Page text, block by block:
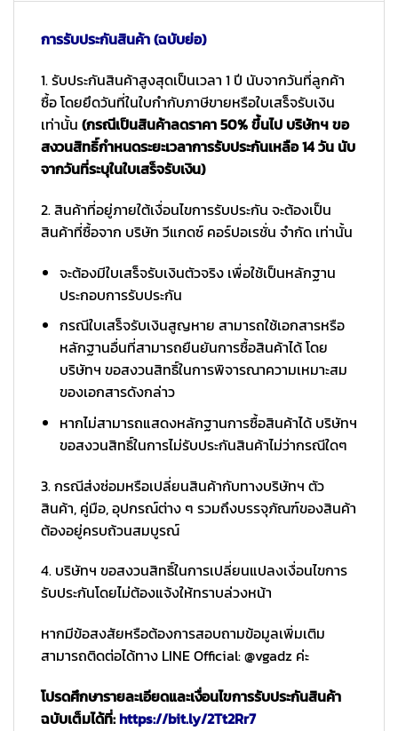
การรับประกันสินค้า (ฉบับย่อ)
1. รับประกันสินค้าสูงสุดเป็นเวลา 1 ปี นับจากวันที่ลูกค้า
ซื้อ โดยยึดวันที่ในใบกำกับภาษีขายหรือใบเสร็จรับเงิน
เท่านั้น (กรณีเป็นสินค้าลดราคา 50% ขึ้นไป บริษัทฯ ขอ
สงวนสิทธิ์กำหนดระยะเวลาการรับประกันเหลือ 14 วัน นับ
จากวันที่ระบุในใบเสร็จรับเงิน)
2. สินค้าที่อยู่ภายใต้เงื่อนไขการรับประกัน จะต้องเป็น
สินค้าที่ซื้อจาก บริษัท วีแกดซ์ คอร์ปอเรชั่น จำกัด เท่านั้น
จะต้องมีใบเสร็จรับเงินตัวจริง เพื่อใช้เป็นหลักฐาน
ประกอบการรับประกัน
กรณีใบเสร็จรับเงินสูญหาย สามารถใช้เอกสารหรือ
หลักฐานอื่นที่สามารถยืนยันการซื้อสินค้าได้ โดย
บริษัทฯ ขอสงวนสิทธิ์ในการพิจารณาความเหมาะสม
ของเอกสารดังกล่าว
หากไม่สามารถแสดงหลักฐานการซื้อสินค้าได้ บริษัทฯ
ขอสงวนสิทธิ์ในการไม่รับประกันสินค้าไม่ว่ากรณีใดๆ
3. กรณีส่งซ่อมหรือเปลี่ยนสินค้ากับทางบริษัทฯ ตัว
สินค้า, คู่มือ, อุปกรณ์ต่าง ๆ รวมถึงบรรจุภัณฑ์ของสินค้า
ต้องอยู่ครบถ้วนสมบูรณ์
4. บริษัทฯ ขอสงวนสิทธิ์ในการเปลี่ยนแปลงเงื่อนไขการ
รับประกันโดยไม่ต้องแจ้งให้ทราบล่วงหน้า
หากมีข้อสงสัยหรือต้องการสอบถามข้อมูลเพิ่มเติม
สามารถติดต่อได้ทาง LINE Official: @vgadz ค่ะ
โปรดศึกษารายละเอียดและเงื่อนไขการรับประกันสินค้า
ฉบับเต็มได้ที่:https://bit.ly/2Tt2Rr7